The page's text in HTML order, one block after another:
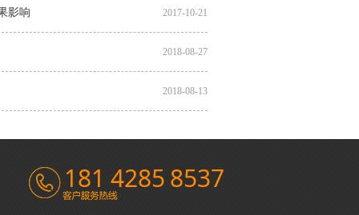
影响 2017-10-21
2018-08-27
2018-08-13
181 4285 8537